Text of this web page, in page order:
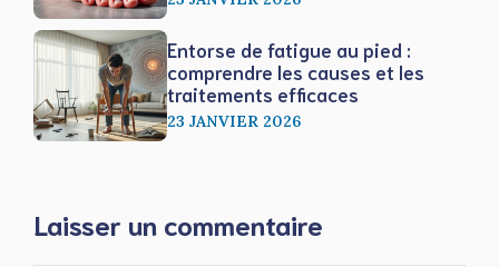
Entorse de fatigue au pied :
comprendre les causes et les
traitements efficaces
23 JANVIER 2026
Laisser un commentaire